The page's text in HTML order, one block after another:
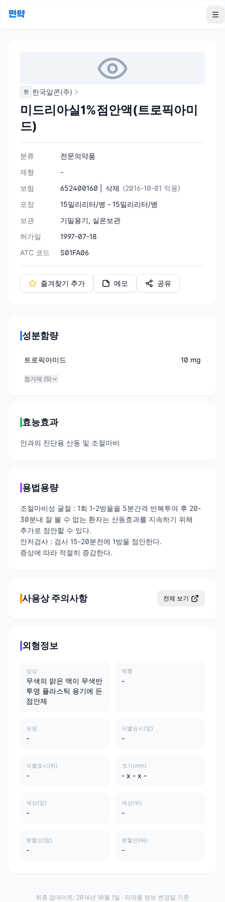
먼약
한 한국알콘(주)
미드리아실1%점안액(트로픽아미
드)
분류
전문의약품
제형
-
보험
652400160 | 삭제 (2016-10-01 적용)
포장
15밀리리터/병 - 15밀리리터/병
보관
기밀용기, 실온보관
허가일
1997-07-18
ATC 코드
S01FA06
즐겨찾기 추가 메모 공유
성분함량
트로픽아미드 10 mg
첨가제 (5)
효능효과
안과의 진단용 산동 및 조절마비
용법용량
조절마비성 굴절 : 1회 1-2방울을 5분간격 반복투여 후 20-
30분내 잘 볼 수 없는 환자는 산동효과를 지속하기 위해
추가로 점안할 수 있다.
안저검사 : 검사 15-20분전에 1방울 점안한다.
증상에 따라 적절히 증감한다.
사용상 주의사항 전체 보기
외형정보
성상
무색의 맑은 액이 무색반
투명 플라스틱 용기에 든
점안제
제형
-
모양
-
식별표시(앞)
-
식별표시(뒤)
-
크기(mm)
- x - x -
색상(앞)
-
색상(뒤)
-
분할선(앞)
-
분할선(뒤)
-
최종 업데이트: 2016년 10월 1일 · 의약품 정보 변경일 기준